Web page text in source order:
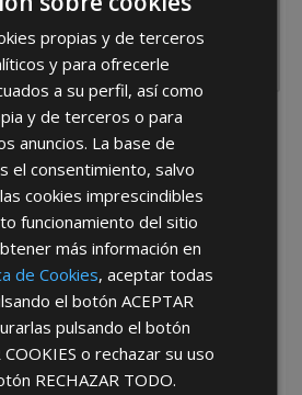
la Política de Privacidad
sólo venta a tiendas y empresas minoristas y
propias y de terceros
y para ofrecerle
a su perfil, así como
y de terceros o para
anuncios. La base de
el consentimiento, salvo
cookies imprescindibles
funcionamiento del sitio
más información en
de Cookies, aceptar todas
el botónACEPTAR
pulsando el botón
o rechazar su uso
RECHAZAR TODO.